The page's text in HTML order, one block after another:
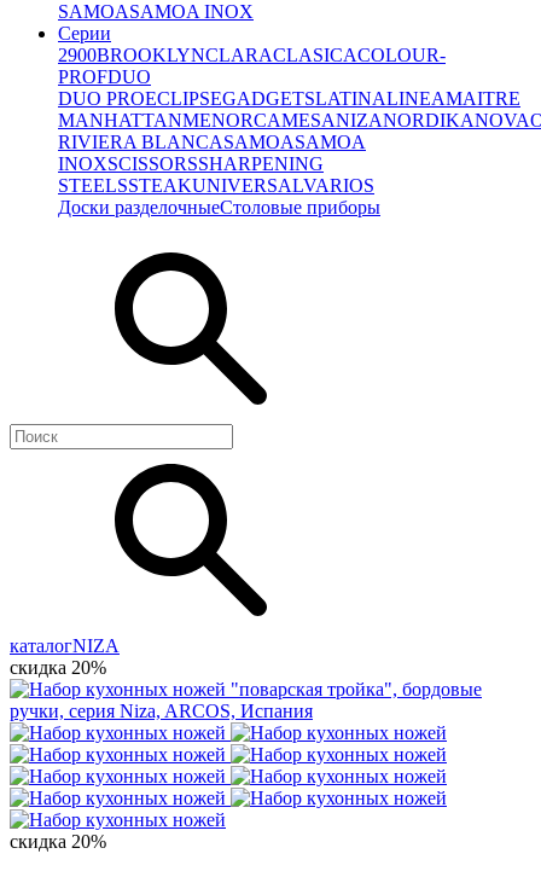
SAMOASAMOA INOX
Серии
2900BROOKLYNCLARACLASICACOLOUR-
PROFDUO
DUO PROECLIPSEGADGETSLATINALINEAMAITRE
MANHATTANMENORCAMESANIZANORDIKANOVA
RIVIERA BLANCASAMOASAMOA
INOXSCISSORSSHARPENING
STEELSSTEAKUNIVERSALVARIOS
Доски разделочныеСтоловые приборы
каталогNIZA
скидка 20%
скидка 20%